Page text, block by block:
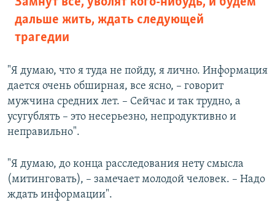
дальше жить, ждать следующей
трагедии
"Я думаю, что я туда не пойду, я лично. Информация
дается очень обширная, все ясно, – говорит
мужчина средних лет. – Сейчас и так трудно, а
усугублять – это несерьезно, непродуктивно и
неправильно".
"Я думаю, до конца расследования нету смысла
(митинговать), – замечает молодой человек. – Надо
ждать информации".